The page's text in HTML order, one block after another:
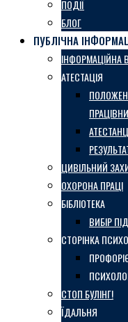
ПОДІЇ
БЛОГ
ПУБЛІЧНА
ІНФОРМАЦІЙНА
АТЕСТАЦІЯ
ЦИВІЛЬНИЙ
ОХОРОНА ПРАЦІ
БІБЛІОТЕКА
ВИБІР
СТОРІНКА
СТОП БУЛІНГ!
ЇДАЛЬНЯ